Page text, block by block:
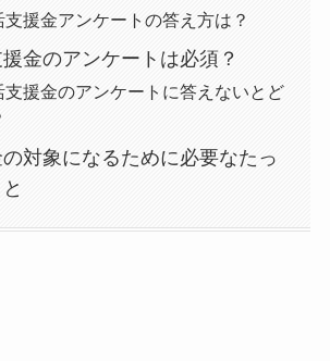
支援金アンケートの答え方は？
金のアンケートは必須？
支援金のアンケートに答えないとど
対象になるために必要なたっ